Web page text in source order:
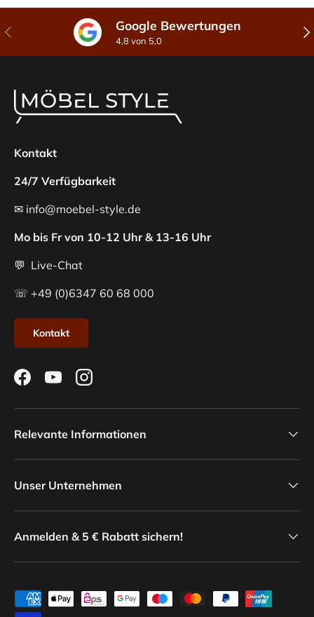
Vorherige Google Bewertungen
4,8 von 5,0
Kontakt
24/7 Verfügbarkeit
✉ info@moebel-style.de
Mo bis Fr von 10-12 Uhr & 13-16 Uhr
💬 Live-Chat
☏ +49 (0)6347 60 68 000
Kontakt
FacebookYouTubeInstagram
Relevante Informationen
Unser Unternehmen
Anmelden & 5 € Rabatt sichern!
Zahlungsmethoden